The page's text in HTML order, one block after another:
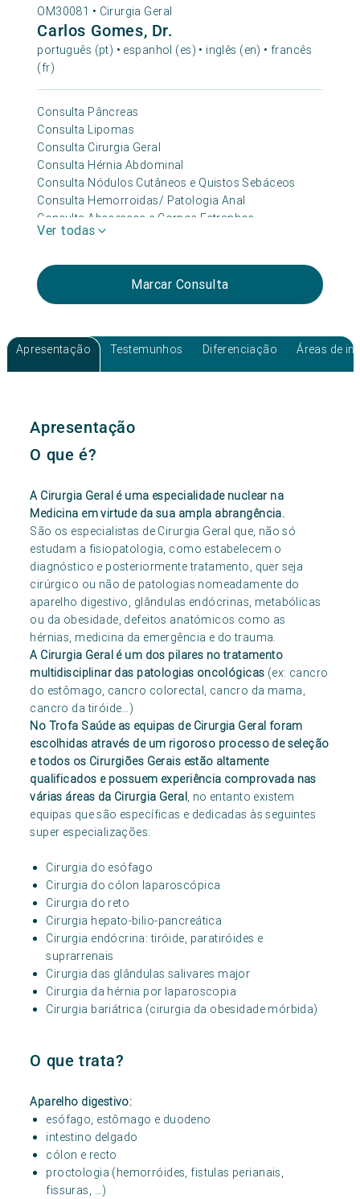
OM30081 • Cirurgia Geral
Carlos Gomes, Dr.
português (pt) • espanhol (es) • inglês (en) • francês
(fr)
Consulta Pâncreas
Consulta Lipomas
Consulta Cirurgia Geral
Consulta Hérnia Abdominal
Consulta Nódulos Cutâneos e Quistos Sebáceos
Consulta Hemorroidas/ Patologia Anal
Consulta Abscessos e Corpos Estranhos
Consulta Obesidade
Consulta Tiroide
Consulta Proctologia
Consulta Sinais Na Pele
Consulta Glândulas Salivares
Ver todas
Marcar Consulta
Apresentação Testemunhos Diferenciação Áreas de
Apresentação
O que é?
A Cirurgia Geral é uma especialidade nuclear na
Medicina em virtude da sua ampla abrangência.
São os especialistas de Cirurgia Geral que, não só
estudam a fisiopatologia, como estabelecem o
diagnóstico e posteriormente tratamento, quer seja
cirúrgico ou não de patologias nomeadamente do
aparelho digestivo, glândulas endócrinas, metabólicas
ou da obesidade, defeitos anatómicos como as
hérnias, medicina da emergência e do trauma.
A Cirurgia Geral é um dos pilares no tratamento
multidisciplinar das patologias oncológicas (ex: cancro
do estômago, cancro colorectal, cancro da mama,
cancro da tiróide…)
No Trofa Saúde as equipas de Cirurgia Geral foram
escolhidas através de um rigoroso processo de seleção
e todos os Cirurgiões Gerais estão altamente
qualificados e possuem experiência comprovada nas
várias áreas da Cirurgia Geral , no entanto existem
equipas que são específicas e dedicadas às seguintes
super especializações:
Cirurgia do esófago
Cirurgia do cólon laparoscópica
Cirurgia do reto
Cirurgia hepato-bilio-pancreática
Cirurgia endócrina: tiróide, paratiróides e
suprarrenais
Cirurgia das glândulas salivares major
Cirurgia da hérnia por laparoscopia
Cirurgia bariátrica (cirurgia da obesidade mórbida)
O que trata?
Aparelho digestivo:
esófago, estômago e duodeno
intestino delgado
cólon e recto
proctologia (hemorróides, fistulas perianais,
fissuras, …)